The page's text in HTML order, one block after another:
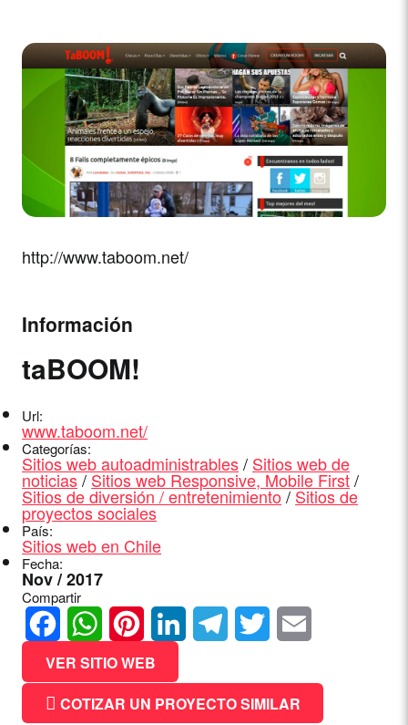
http://www.taboom.net/
Información
taBOOM!
Url:
www.taboom.net/
Categorías:
Sitios web autoadministrables/ Sitios web de
noticias/Sitios web Responsive, Mobile First/
Sitios de diversión / entretenimiento/Sitios de
proyectos sociales
País:
Sitios web en Chile
Fecha:
Nov / 2017
Compartir
FacebookWhatsApp
PinterestLinkedIn
VER SITIO WEB
COTIZAR UN PROYECTO SIMILAR